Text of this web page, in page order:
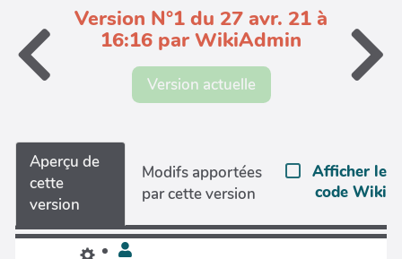
Version N°1 du 27 avr. 21 à
16:16 par WikiAdmin
Version actuelle
Aperçu de
cette
version
Modifs apportées
par cette version
Afficher le
code Wiki